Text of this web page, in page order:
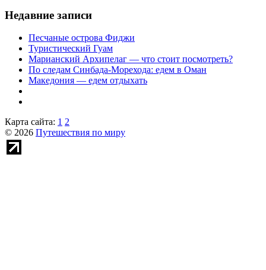
Недавние записи
Песчаные острова Фиджи
Туристический Гуам
Марианский Архипелаг — что стоит посмотреть?
По следам Синбада-Морехода: едем в Оман
Македония — едем отдыхать
Карта сайта: 1 2
© 2026 Путешествия по миру